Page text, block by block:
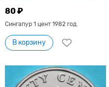
80 ₽
Сингапур 1 цент 1982 год.
В корзину